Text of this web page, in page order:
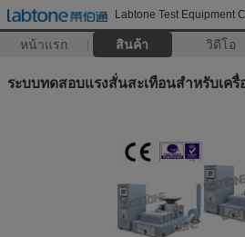
Labtone Test Equipment
หน้าแรก สินค้า วิดีโอ
ระบบทดสอบแรงสั่นสะเทือนสำหรับเครื่